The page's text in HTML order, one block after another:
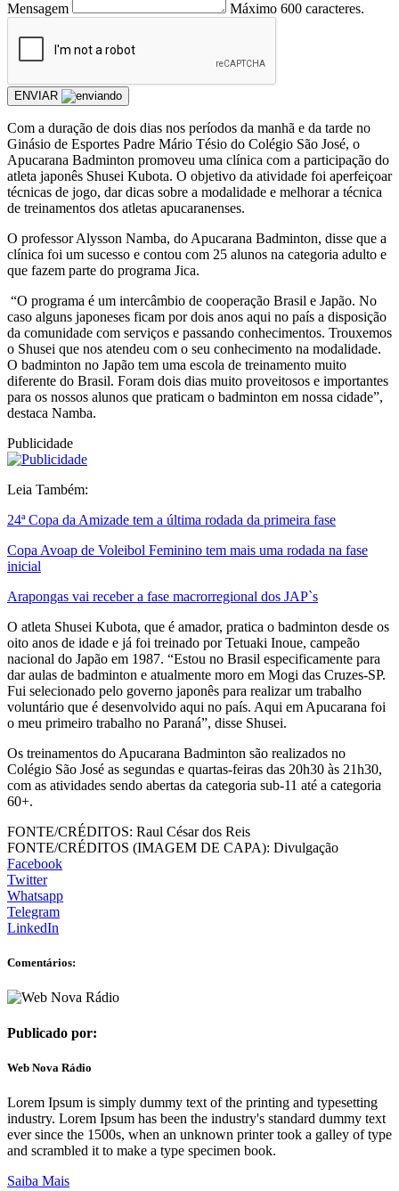
Mensagem Máximo 600 caracteres.
ENVIAR
Com a duração de dois dias nos períodos da manhã e da tarde no
Ginásio de Esportes Padre Mário Tésio do Colégio São José, o
Apucarana Badminton promoveu uma clínica com a participação do
atleta japonês Shusei Kubota. O objetivo da atividade foi aperfeiçoar
técnicas de jogo, dar dicas sobre a modalidade e melhorar a técnica
de treinamentos dos atletas apucaranenses.
O professor Alysson Namba, do Apucarana Badminton, disse que a
clínica foi um sucesso e contou com 25 alunos na categoria adulto e
que fazem parte do programa Jica.
“O programa é um intercâmbio de cooperação Brasil e Japão. No
caso alguns japoneses ficam por dois anos aqui no país a disposição
da comunidade com serviços e passando conhecimentos. Trouxemos
o Shusei que nos atendeu com o seu conhecimento na modalidade.
O badminton no Japão tem uma escola de treinamento muito
diferente do Brasil. Foram dois dias muito proveitosos e importantes
para os nossos alunos que praticam o badminton em nossa cidade”,
destaca Namba.
Publicidade
Leia Também:
24ª Copa da Amizade tem a última rodada da primeira fase
Copa Avoap de Voleibol Feminino tem mais uma rodada na fase
inicial
Arapongas vai receber a fase macrorregional dos JAP`s
O atleta Shusei Kubota, que é amador, pratica o badminton desde os
oito anos de idade e já foi treinado por Tetuaki Inoue, campeão
nacional do Japão em 1987. “Estou no Brasil especificamente para
dar aulas de badminton e atualmente moro em Mogi das Cruzes-SP.
Fui selecionado pelo governo japonês para realizar um trabalho
voluntário que é desenvolvido aqui no país. Aqui em Apucarana foi
o meu primeiro trabalho no Paraná”, disse Shusei.
Os treinamentos do Apucarana Badminton são realizados no
Colégio São José as segundas e quartas-feiras das 20h30 às 21h30,
com as atividades sendo abertas da categoria sub-11 até a categoria
60+.
FONTE/CRÉDITOS: Raul César dos Reis
FONTE/CRÉDITOS (IMAGEM DE CAPA): Divulgação
Facebook
Twitter
Whatsapp
Telegram
LinkedIn
Comentários:
Publicado por:
Web Nova Rádio
Lorem Ipsum is simply dummy text of the printing and typesetting
industry. Lorem Ipsum has been the industry's standard dummy text
ever since the 1500s, when an unknown printer took a galley of type
and scrambled it to make a type specimen book.
Saiba Mais